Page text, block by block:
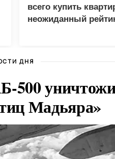
всего купить
неожиданный
ДНЯ
Мадьяра»